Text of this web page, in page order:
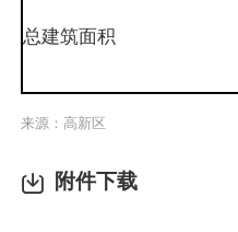
总建筑面积
来源：高新区
附件下载